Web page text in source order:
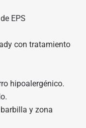
EPS
con tratamiento
hipoalergénico.
y zona